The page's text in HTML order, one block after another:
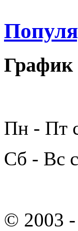
График
Пн - Пт
Сб - Вс
© 2003 -